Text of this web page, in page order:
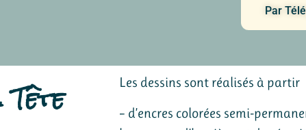
Par
Les dessins sont réalisés à partir
– d’encres colorées semi-